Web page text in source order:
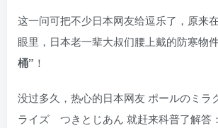
这一问可把不少日本网友给逗乐了，原来
眼里，日本老一辈大叔们腰上戴的防寒物
桶” ！
没过多久，热心的日本网友 ポールのミラ
ライズ つきとじあん 就赶来科普了解答：